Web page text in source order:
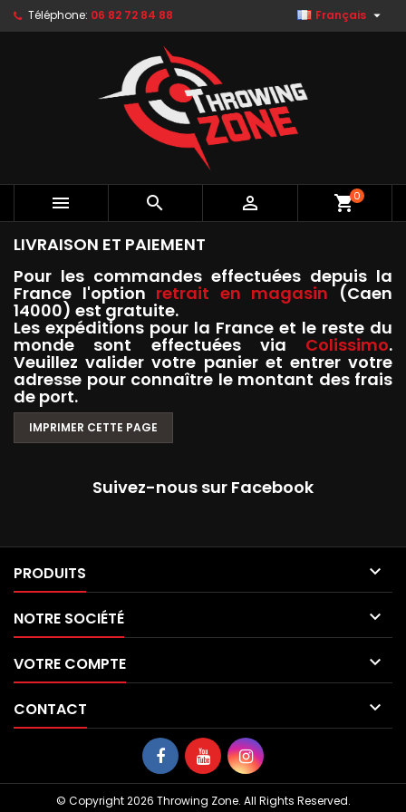
Téléphone: 06 82 72 84 88 Français 
   shopping_cart0
LIVRAISON ET PAIEMENT
Pour les commandes effectuées depuis la
France l'option retrait en magasin (Caen
14000) est gratuite.
Les expéditions pour la France et le reste du
monde sont effectuées via Colissimo.
Veuillez valider votre panier et entrer votre
adresse pour connaître le montant des frais
de port.
Suivez-nous sur Facebook
PRODUITS 
NOTRE SOCIÉTÉ 
VOTRE COMPTE 
CONTACT 
© Copyright 2026 Throwing Zone. All Rights Reserved.